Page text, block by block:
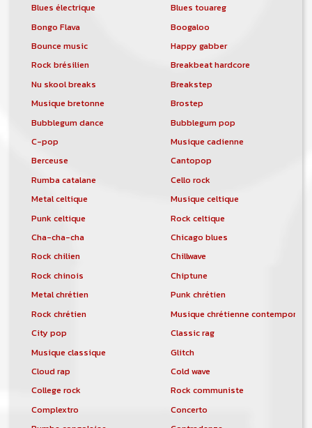
Blues électrique
Blues touareg
Bongo Flava
Boogaloo
Bounce music
Happy gabber
Rock brésilien
Breakbeat hardcore
Nu skool breaks
Breakstep
Musique bretonne
Brostep
Bubblegum dance
Bubblegum pop
C-pop
Musique cadienne
Berceuse
Cantopop
Rumba catalane
Cello rock
Metal celtique
Musique celtique
Punk celtique
Rock celtique
Cha-cha-cha
Chicago blues
Rock chilien
Chillwave
Rock chinois
Chiptune
Metal chrétien
Punk chrétien
Rock chrétien
Musique chrétienne
City pop
Classic rag
Musique classique
Glitch
Cloud rap
Cold wave
College rock
Rock communiste
Complextro
Concerto